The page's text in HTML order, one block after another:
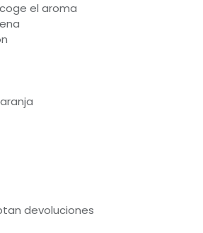
el aroma
devoluciones